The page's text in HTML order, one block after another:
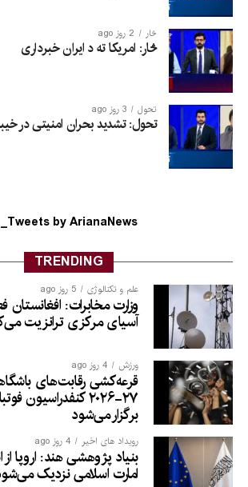
څار 2 روز ago
څار: امریکا ته د ایران خبرداری
تحول 3 روز ago
تحول: تشدید بحران امنیتی در
Tweets by ArianaNews_
TRENDING
علم و تکنالوژی 5 روز ago
وزارت مخابرات: افغانستان
آسیای مرکزی ترانزیت
ورزش 4 روز ago
قرعه‌کشی رقابت‌های
برگزار می‌شود
رویداد های اخیر 4 روز ago
بنیاد پژوهشی هند: اروپا از
امارت اسلامی نزدیک